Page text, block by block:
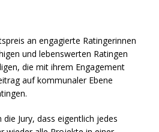
an engagierte Ratingerinnen
und lebenswerten Ratingen
die mit ihrem Engagement
auf kommunaler Ebene
Jury, dass eigentlich jedes